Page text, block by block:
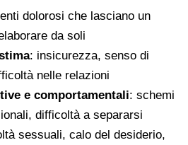
dolorosi che lasciano un
da soli
: insicurezza, senso di
nelle relazioni
e comportamentali: schemi
difficoltà a separarsi
sessuali, calo del desiderio,